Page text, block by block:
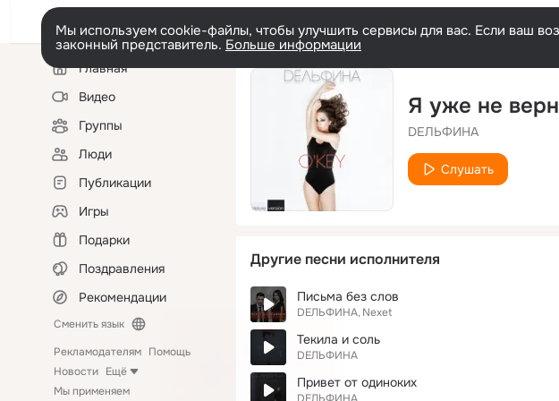
Мы используем cookie-файлы, чтобы улучшить сервисы для вас. Если ваш
законный представитель. Больше информации
Левая
колонкаГлавная
Видео
Группы
Люди
Публикации
Игры
Подарки
Поздравления
Рекомендации
Сменить язык
Рекламодателям Помощь
Новости Ещё
Мы применяем
Я уже не
DЕЛЬФИНА
Слушать
Другие песни исполнителя
Письма без слов
DЕЛЬФИНА Nexet
Текила и соль
DЕЛЬФИНА
Привет от одиноких